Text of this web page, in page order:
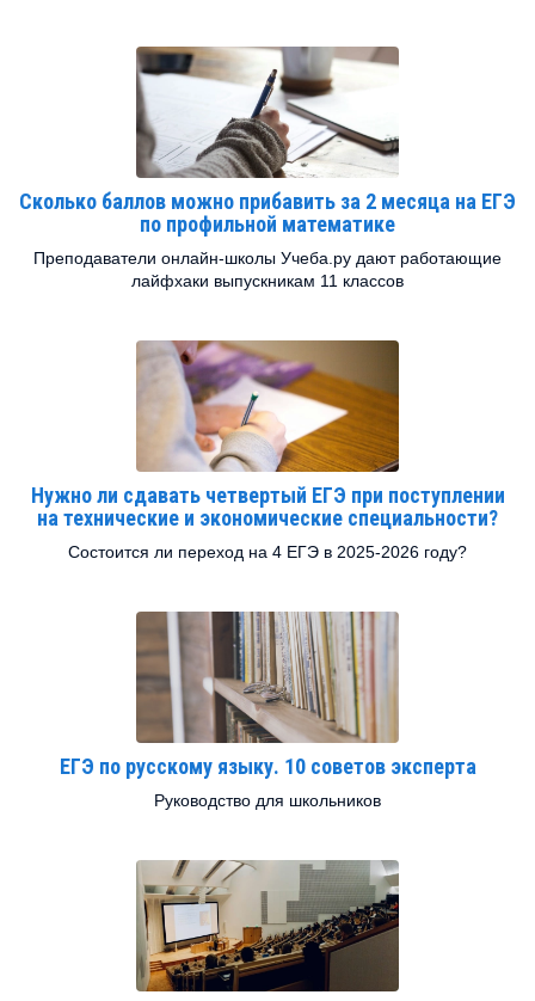
Сколько баллов можно прибавить за 2 месяца на ЕГЭ
по профильной математике
Преподаватели онлайн-школы Учеба.ру дают работающие
лайфхаки выпускникам 11 классов
Нужно ли сдавать четвертый ЕГЭ при поступлении
на технические и экономические специальности?
Состоится ли переход на 4 ЕГЭ в 2025-2026 году?
ЕГЭ по русскому языку. 10 советов эксперта
Руководство для школьников